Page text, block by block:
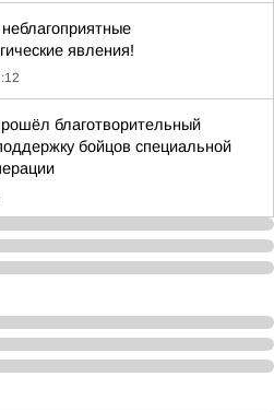
явления!
благотворительный
бойцов специальной